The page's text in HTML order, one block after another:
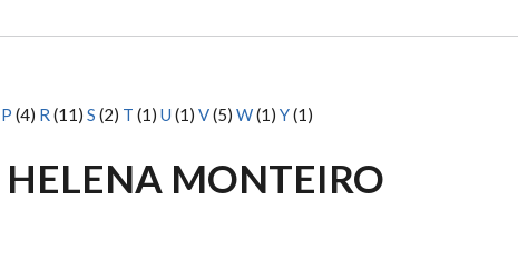
P (4) R (11) S (2) T (1) U (1) V(5) W(1) Y(1)
MONTEIRO